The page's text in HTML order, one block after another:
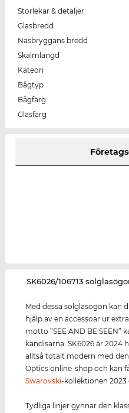
Storlekar & detaljer
Glasbredd
Näsbryggans bredd
Skalmlängd
Kateori
Bågtyp
Bågfärg
Glasfärg
‌SK6026/106713
Med dessa solglasögon kan
hjälp av en accessoar ur
motto ”SEE AND BE SEEN”
kändisarna. SK6026 är 2024
alltså totalt modern med
Optics online-shop och kan
Swarovski-kollektionen 2023
Tydliga linjer gynnar den